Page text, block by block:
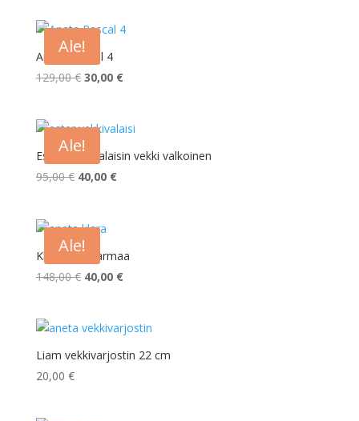
369,00 €.50,00 €.
Ale!
Aneta Pascal 4
129,00€ Alkuperäinen
129,00 €.
30,00 €Nykyinen
30,00 €.
Ale!
Ester seinävalaisin vekki valkoinen
95,00€ Alkuperäinen
95,00 €.
40,00 €Nykyinen
Ale!
Klara savuharmaa
148,00€ Alkuperäinen
148,00 €.
40,00 €Nykyinen
40,00 €.
Liam vekkivarjostin 22 cm
20,00 €